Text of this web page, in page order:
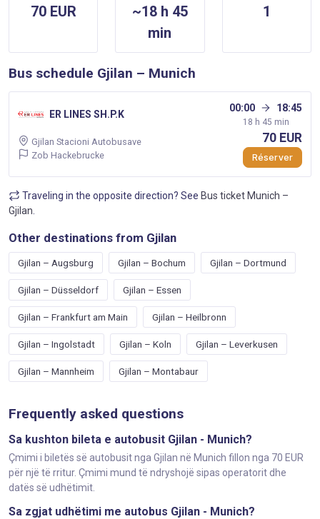
70 EUR
~18 h 45
min
1
Bus schedule Gjilan – Munich
ER LINES SH.P.K
00:00 18:45
18 h 45 min
Gjilan Stacioni Autobusave
Zob Hackebrucke
70 EUR
Réserver
Traveling in the opposite direction? See Bus ticket Munich –
Gjilan
Other destinations from Gjilan
Gjilan – Augsburg Gjilan – Bochum Gjilan – Dortmund
Gjilan – Düsseldorf Gjilan – Essen
Gjilan – Frankfurt am Main Gjilan – Heilbronn
Gjilan – Ingolstadt Gjilan – Koln Gjilan – Leverkusen
Gjilan – Mannheim Gjilan – Montabaur
Frequently asked questions
Sa kushton bileta e autobusit Gjilan - Munich?
Çmimi i biletës së autobusit nga Gjilan në Munich fillon nga 70 EUR
për një të rritur. Çmimi mund të ndryshojë sipas operatorit dhe
datës së udhëtimit.
Sa zgjat udhëtimi me autobus Gjilan - Munich?